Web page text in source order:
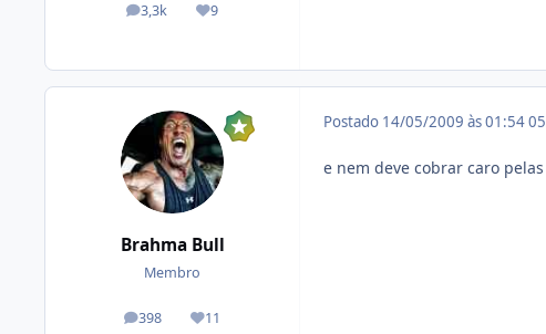
3,3k
posts 9
Reputação
Brahma Bull
Membro
398
posts 11
Reputação
Postado 14/05/2009 às 01:54
e nem deve cobrar caro